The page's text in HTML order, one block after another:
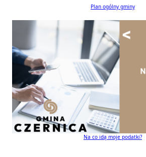
Bezpieczna Gmina Czernica